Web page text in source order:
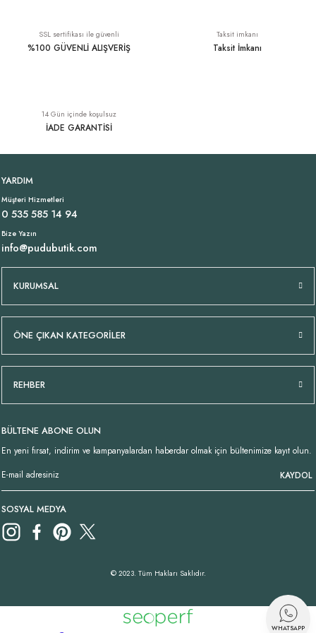
İnce Askı İtalyan Viskon Atlet Bej
SSL sertifikası ile güvenli
%100 GÜVENLİ ALIŞVERİŞ
Taksit imkanı
Taksit İmkanı
14 Gün içinde koşulsuz
İADE GARANTİSİ
YARDIM
Müşteri Hizmetleri
0 535 585 14 94
Bize Yazın
info@pudubutik.com
KURUMSAL
ÖNE ÇIKAN KATEGORİLER
REHBER
BÜLTENE ABONE OLUN
En yeni fırsat, indirim ve kampanyalardan haberdar olmak için bültenimize kayıt olun.
KAYDOL
SOSYAL MEDYA
© 2023. Tüm Hakları Saklıdır.
WHATSAPP